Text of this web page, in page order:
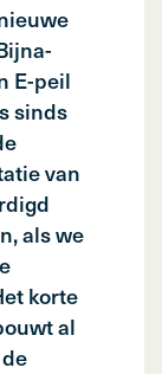
E-peil
sinds
van
als we
korte
al